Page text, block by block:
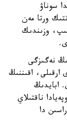
سوناۋ
ورتا مەن
وزىندىك
نەگىزگى
ارقىلى، اقىننىڭ
ابايدىڭ
ناقتىلاي
دا